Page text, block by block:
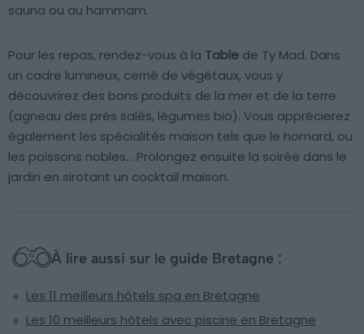
sauna ou au hammam.
Pour les repas, rendez-vous à la Table de Ty Mad. Dans
un cadre lumineux, cerné de végétaux, vous y
découvrirez des bons produits de la mer et de la terre
(agneau des prés salés, légumes bio). Vous apprécierez
également les spécialités maison tels que le homard, ou
les poissons nobles… Prolongez ensuite la soirée dans le
jardin en sirotant un cocktail maison.
À lire aussi sur le guide Bretagne :
Les 11 meilleurs hôtels spa en Bretagne
Les 10 meilleurs hôtels avec piscine en Bretagne